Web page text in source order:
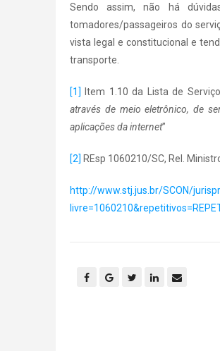
Sendo assim, não há
tomadores/passageiros do
vista legal e constitucional e
transporte.
[1] Item 1.10 da Lista de
através de meio eletrônico, de
aplicações da internet”
[2] REsp 1060210/SC, Rel.
http://www.stj.jus.br/SCON/